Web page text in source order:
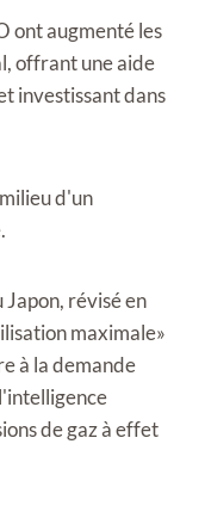
ont augmenté les
offrant une aide
investissant dans
d'un
révisé en
maximale»
à la demande
de gaz à effet